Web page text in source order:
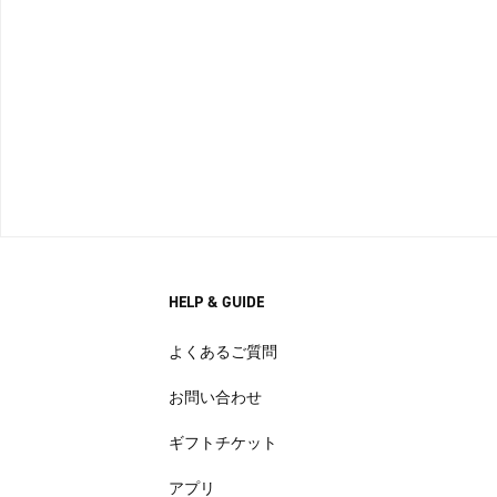
HELP & GUIDE
よくあるご質問
お問い合わせ
ギフトチケット
アプリ